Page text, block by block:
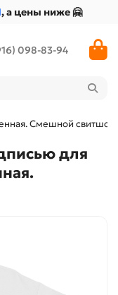
, а цены ниже 🤗
098-83-94
Смешной свитшот.
для